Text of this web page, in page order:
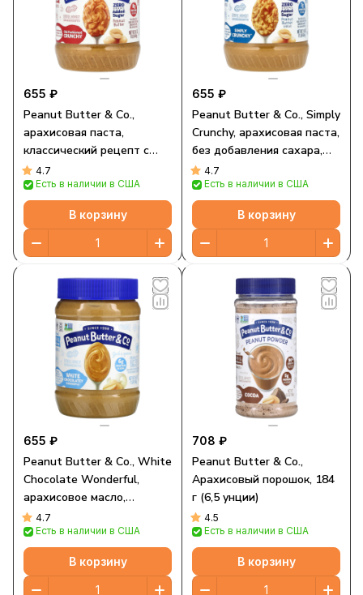
655 ₽
Peanut Butter & Co.,
арахисовая паста,
классический рецепт с
хрустящими кусочками
арахиса, 454 г (16 унций)
4.7
Есть в наличии в США
В корзину
655 ₽
Peanut Butter & Co., Simply
Crunchy, арахисовая паста,
без добавления сахара,
454 г (16 унций)
4.7
Есть в наличии в США
В корзину
655 ₽
Peanut Butter & Co., White
Chocolate Wonderful,
арахисовое масло,
смешанное со сладким
белым шоколадом, 454 г
4.7
Есть в наличии в США
В корзину
708 ₽
Peanut Butter & Co.,
Арахисовый порошок, 184
г (6,5 унции)
4.5
Есть в наличии в США
В корзину